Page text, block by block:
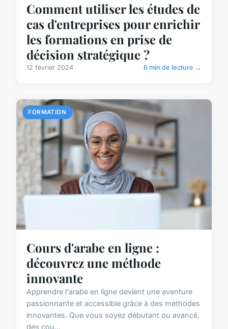
Comment utiliser les études de
cas d'entreprises pour enrichir
les formations en prise de
décision stratégique ?
12 février 2024 6 min de lecture →
FORMATION
Cours d'arabe en ligne :
découvrez une méthode
innovante
Apprendre l'arabe en ligne devient une aventure
passionnante et accessible grâce à des méthodes
innovantes. Que vous soyez débutant ou avancé,
des cou...